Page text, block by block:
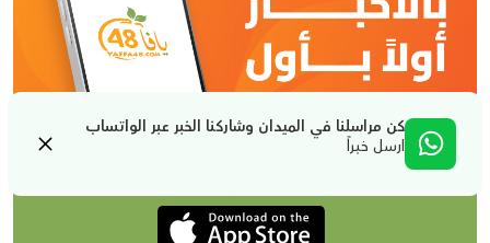
كن مراسلنا في الميدان وشاركنا الخبر عبر الواتساب
ارسل خبراً